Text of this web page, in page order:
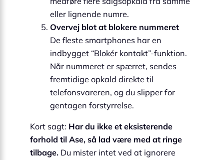
eller lignende numre.
Overvej blot at blokere nummeret
De fleste smartphones har en
indbygget “Blokér kontakt”-funktion.
Når nummeret er spærret, sendes
fremtidige opkald direkte til
telefonsvareren, og du slipper for
gentagen forstyrrelse.
Kort sagt: Har du ikke et eksisterende
forhold til Ase, så lad være med at ringe
tilbage. Du mister intet ved at ignorere